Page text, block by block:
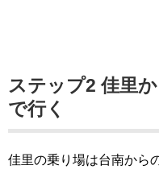
ステップ2 佳里
で行く
佳里の乗り場は台南から